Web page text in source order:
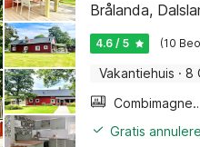
Brålanda,
4.6 / 5 (10
Vakantiehuis · 8
Gratis